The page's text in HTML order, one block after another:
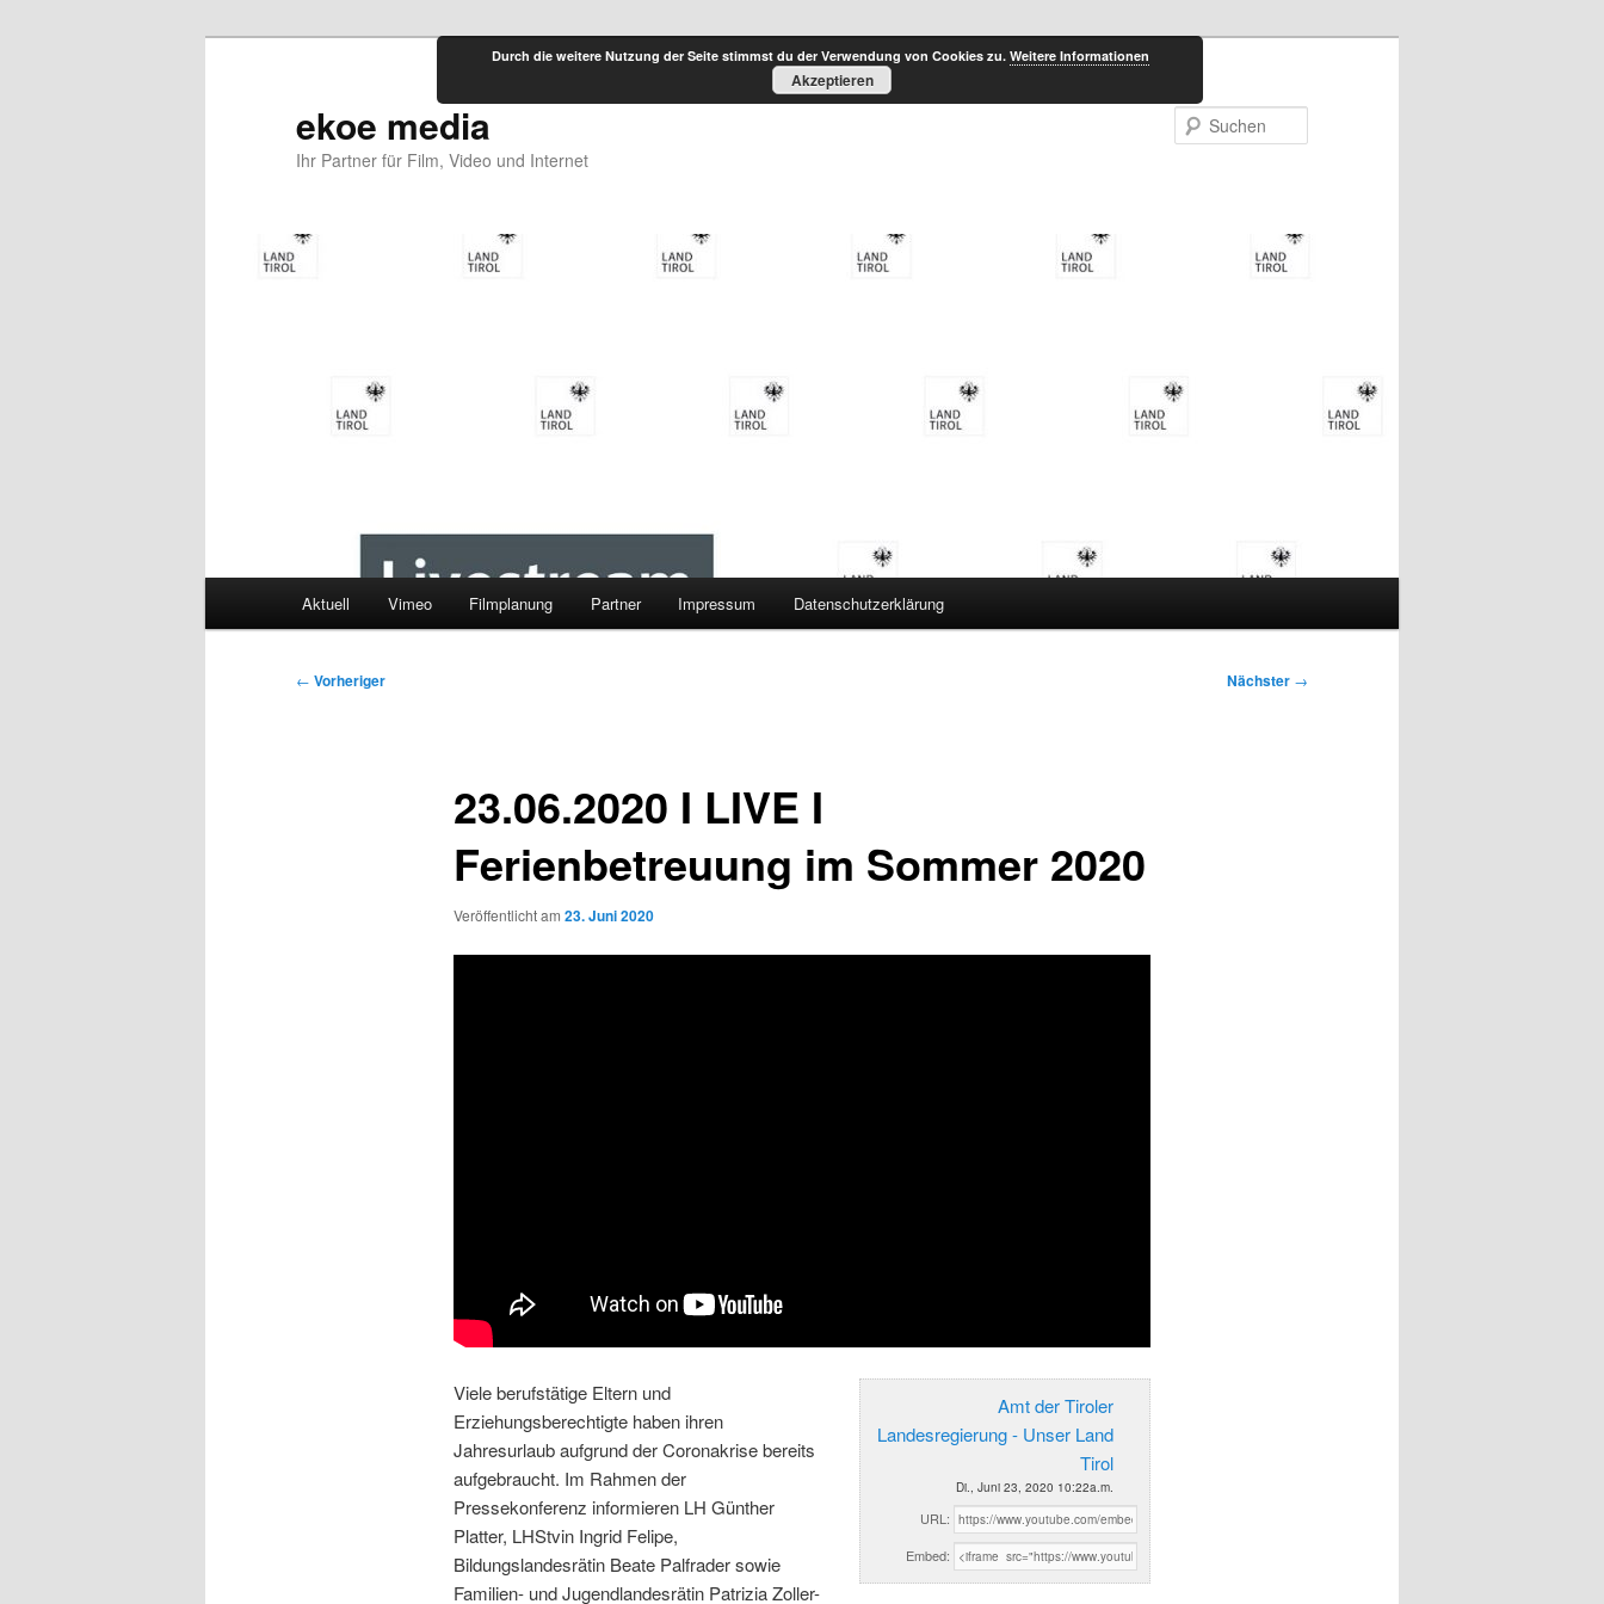
ekoe media
Ihr Partner für Film, Video und Internet
Aktuell Vimeo Filmplanung Partner Impressum Datenschutzerklärung
Beitragsnavigation
← Vorheriger Nächster →
23.06.2020 I LIVE I
Ferienbetreuung im Sommer 2020
Veröffentlicht am 23. Juni 2020
Amt der Tiroler
Landesregierung - Unser Land
Tirol
Di., Juni 23, 2020 10:22a.m.
URL:
Embed:
Viele berufstätige Eltern und
Erziehungsberechtigte haben ihren
Jahresurlaub aufgrund der Coronakrise bereits
aufgebraucht. Im Rahmen der
Pressekonferenz informieren LH Günther
Platter, LHStvin Ingrid Felipe,
Bildungslandesrätin Beate Palfrader sowie
Familien- und Jugendlandesrätin Patrizia Zoller-
Durch die weitere Nutzung der Seite stimmst du der Verwendung von Cookies zu. Weitere Informationen
Akzeptieren